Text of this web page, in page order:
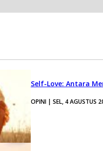
Self-Love: Antara
OPINI | SEL, 4 AGUSTUS